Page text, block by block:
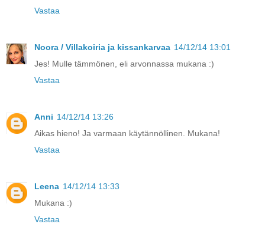
Vastaa
Noora / Villakoiria ja kissankarvaa 14/12/14 13:01
Jes! Mulle tämmönen, eli arvonnassa mukana :)
Vastaa
Anni 14/12/14 13:26
Aikas hieno! Ja varmaan käytännöllinen. Mukana!
Vastaa
Leena 14/12/14 13:33
Mukana :)
Vastaa